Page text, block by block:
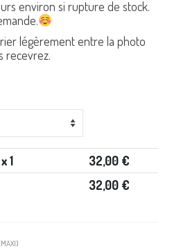
environ si rupture de stock.
légèrement entre la photo
recevrez.
1 32,00€
32,00€